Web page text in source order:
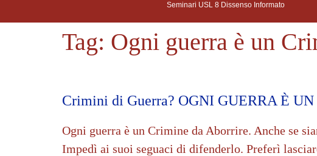
Seminari USL 8 Dissenso Informato
Tag: Ogni guerra è un
Crimini di Guerra? OGNI GUERRA È
Ogni guerra è un Crimine da Aborrire. Anche se
Impedì ai suoi seguaci di difenderlo. Preferì